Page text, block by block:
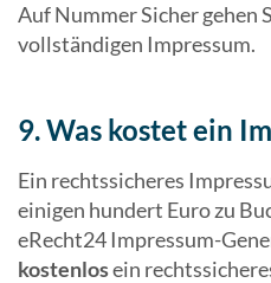
Auf Nummer Sicher gehen
vollständigen Impressum.
9. Was kostet ein
Ein rechtssicheres
einigen hundert Euro zu
eRecht24 Impressum-
kostenlosein